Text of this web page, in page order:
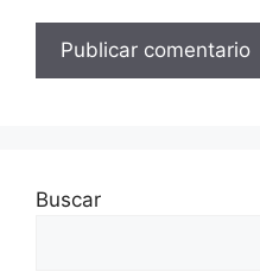
Buscar